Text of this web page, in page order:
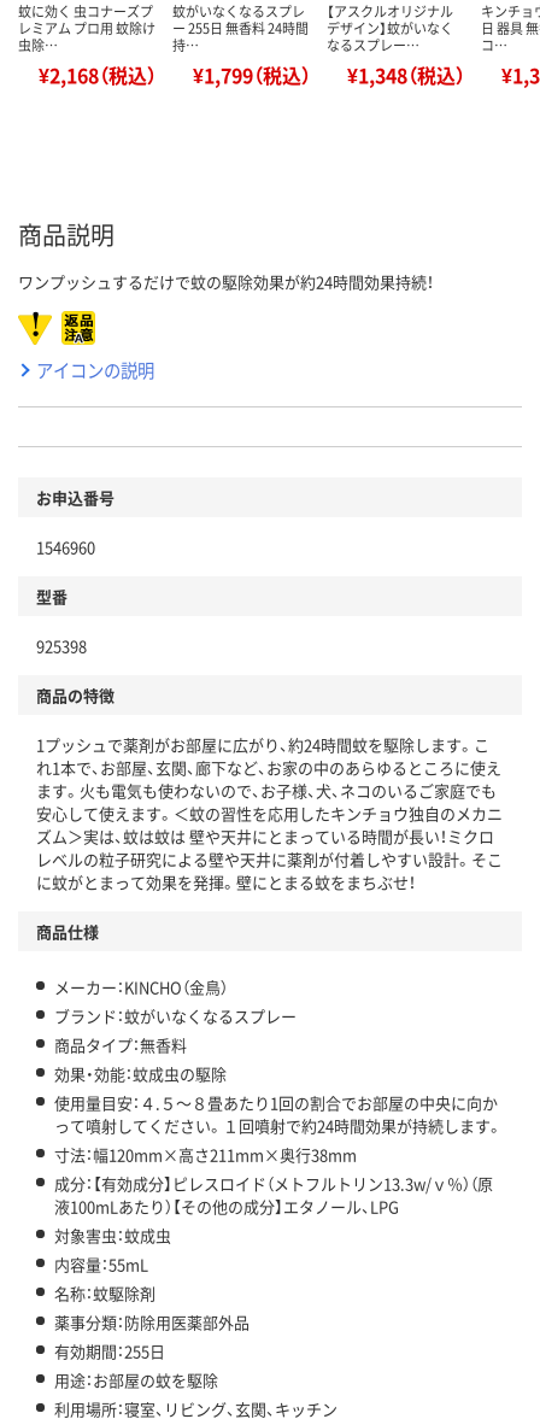
蚊に効く 虫コナーズプ
レミアム プロ用 蚊除け
虫除…
¥2,168（税込）
蚊がいなくなるスプレ
ー 255日 無香料 24時間
持…
¥1,799（税込）
【アスクルオリジナル
デザイン】蚊がいなく
なるスプレー…
¥1,348（税込）
キンチョ
日 器具
コ…
商品説明
ワンプッシュするだけで蚊の駆除効果が約24時間効果持続！
アイコンの説明
お申込番号
1546960
型番
925398
商品の特徴
1プッシュで薬剤がお部屋に広がり、約24時間蚊を駆除します。こ
れ1本で、お部屋、玄関、廊下など、お家の中のあらゆるところに使え
ます。火も電気も使わないので、お子様、犬、ネコのいるご家庭でも
安心して使えます。＜蚊の習性を応用したキンチョウ独自のメカニ
ズム＞実は、蚊は蚊は 壁や天井にとまっている時間が長い！ミクロ
レベルの粒子研究による壁や天井に薬剤が付着しやすい設計。そこ
に蚊がとまって効果を発揮。壁にとまる蚊をまちぶせ！
商品仕様
メーカー：KINCHO（金鳥）
ブランド：蚊がいなくなるスプレー
商品タイプ：無香料
効果・効能：蚊成虫の駆除
使用量目安：４.５～８畳あたり1回の割合でお部屋の中央に向か
って噴射してください。１回噴射で約24時間効果が持続します。
寸法：幅120mm×高さ211mm×奥行38mm
成分：【有効成分】ピレスロイド（メトフルトリン13.3w/ｖ％）（原
液100mLあたり）【その他の成分】エタノール、LPG
対象害虫：蚊成虫
内容量：55mL
名称：蚊駆除剤
薬事分類：防除用医薬部外品
有効期間：255日
用途：お部屋の蚊を駆除
利用場所：寝室、リビング、玄関、キッチン